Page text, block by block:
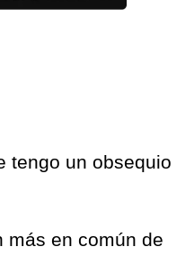
tengo un obsequio
más en común de